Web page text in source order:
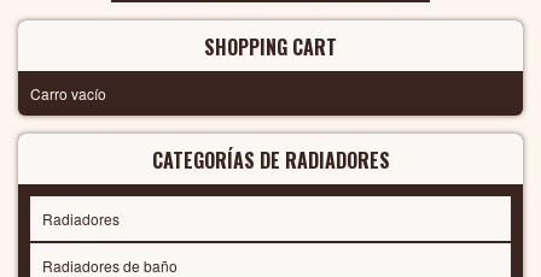
SHOPPING CART
Carro vacío
CATEGORÍAS DE RADIADORES
Radiadores
Radiadores de baño